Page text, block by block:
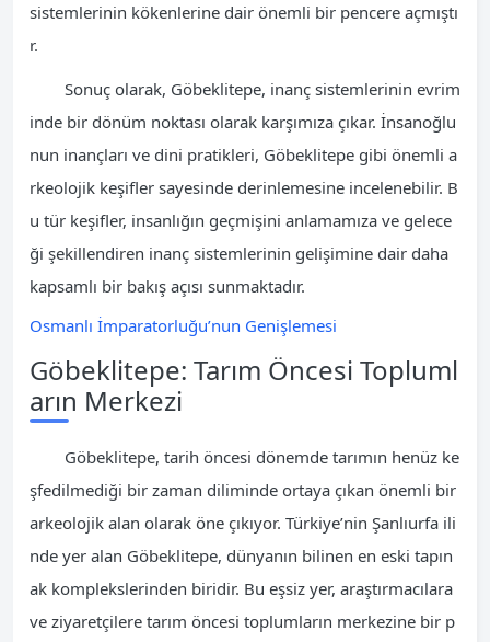
sistemlerinin kökenlerine dair önemli bir pencere açmıştı
r.
Sonuç olarak, Göbeklitepe, inanç sistemlerinin evrim
inde bir dönüm noktası olarak karşımıza çıkar. İnsanoğlu
nun inançları ve dini pratikleri, Göbeklitepe gibi önemli a
rkeolojik keşifler sayesinde derinlemesine incelenebilir. B
u tür keşifler, insanlığın geçmişini anlamamıza ve gelece
ği şekillendiren inanç sistemlerinin gelişimine dair daha
kapsamlı bir bakış açısı sunmaktadır.
Osmanlı İmparatorluğu’nun Genişlemesi
Göbeklitepe: Tarım Öncesi Topluml
arın Merkezi
Göbeklitepe, tarih öncesi dönemde tarımın henüz ke
şfedilmediği bir zaman diliminde ortaya çıkan önemli bir
arkeolojik alan olarak öne çıkıyor. Türkiye’nin Şanlıurfa ili
nde yer alan Göbeklitepe, dünyanın bilinen en eski tapın
ak komplekslerinden biridir. Bu eşsiz yer, araştırmacılara
ve ziyaretçilere tarım öncesi toplumların merkezine bir p